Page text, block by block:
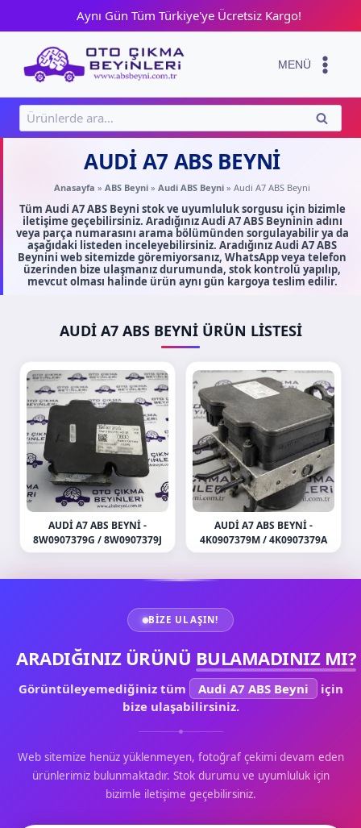
content
Aynı Gün Tüm Türkiye'ye Ücretsiz Kargo!
MENÜ
Ara:
ARA
AUDI A7 ABS BEYNI
Anasayfa » ABS Beyni » Audi ABS Beyni » Audi A7 ABS Beyni
Tüm Audi A7 ABS Beyni stok ve uyumluluk sorgusu için bizimle
iletişime geçebilirsiniz. Aradığınız Audi A7 ABS Beyninin adını
veya parça numarasını arama bölümünden sorgulayabilir ya da
aşağıdaki listeden inceleyebilirsiniz. Aradığınız Audi A7 ABS
Beynini web sitemizde göremiyorsanız, WhatsApp veya telefon
üzerinden bize ulaşmanız durumunda, stok kontrolü yapılıp,
mevcut olması halinde ürün aynı gün kargoya teslim edilir.
AUDI A7 ABS BEYNI ÜRÜN LISTESI
AUDI A7 ABS BEYNI -
8W0907379G / 8W0907379J
AUDI A7 ABS BEYNI -
4K0907379M / 4K0907379A
BIZE ULAŞIN!
ARADIĞINIZ ÜRÜNÜ BULAMADINIZ MI?
Görüntüleyemediğiniz tüm Audi A7 ABS Beyni
için
bize ulaşabilirsiniz.
Web sitemize henüz yüklenmeyen, fotoğraf çekimi devam eden
ürünlerimiz bulunmaktadır. Stok durumu ve uyumluluk için
bizimle iletişime geçebilirsiniz.